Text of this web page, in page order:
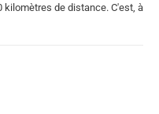
kilomètres de distance. C'est, à